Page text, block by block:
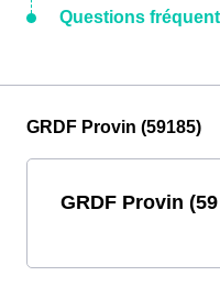
Questions
GRDF Provin (59185)
GRDF Provin (59